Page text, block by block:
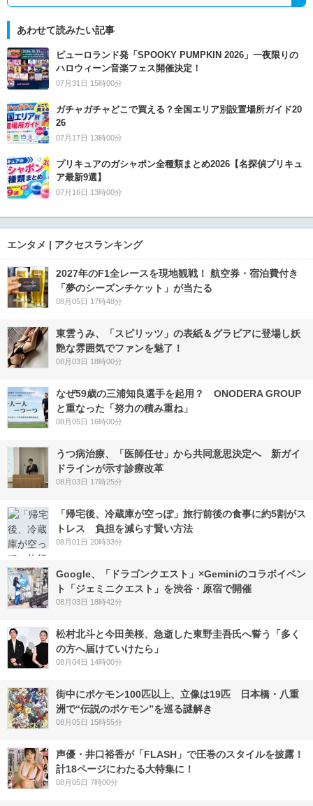
あわせて読みたい記事
ピューロランド発「SPOOKY PUMPKIN 2026」一夜限りの
ハロウィーン音楽フェス開催決定！
07月31日 15時00分
ガチャガチャどこで買える？全国エリア別設置場所ガイド20
26
07月17日 13時00分
プリキュアのガシャポン全種類まとめ2026【名探偵プリキュ
ア最新9選】
07月16日 13時00分
エンタメ | アクセスランキング
2027年のF1全レースを現地観戦！ 航空券・宿泊費付き
「夢のシーズンチケット」が当たる
08月05日 17時48分
東雲うみ、「スピリッツ」の表紙＆グラビアに登場し妖
艶な雰囲気でファンを魅了！
08月03日 18時00分
なぜ59歳の三浦知良選手を起用？ ONODERA GROUP
と重なった「努力の積み重ね」
08月05日 16時00分
うつ病治療、「医師任せ」から共同意思決定へ 新ガイ
ドラインが示す診療改革
08月03日 17時25分
「帰宅後、冷蔵庫が空っぽ」旅行前後の食事に約5割がス
トレス 負担を減らす賢い方法
08月01日 20時33分
Google、「ドラゴンクエスト」×Geminiのコラボイベン
ト「ジェミニクエスト」を渋谷・原宿で開催
08月03日 18時42分
松村北斗と今田美桜、急逝した東野圭吾氏へ誓う「多く
の方へ届けていけたら」
08月04日 14時00分
街中にポケモン100匹以上、立像は19匹 日本橋・八重
洲で“伝説のポケモン”を巡る謎解き
08月05日 15時55分
声優・井口裕香が「FLASH」で圧巻のスタイルを披露！
計18ページにわたる大特集に！
08月05日 7時00分